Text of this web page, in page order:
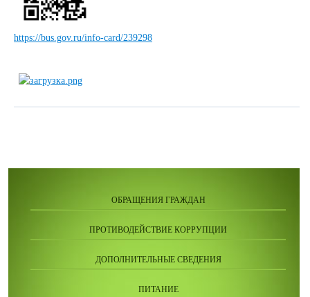
https://bus.gov.ru/info-card/239298
ОБРАЩЕНИЯ ГРАЖДАН
ПРОТИВОДЕЙСТВИЕ КОРРУПЦИИ
ДОПОЛНИТЕЛЬНЫЕ СВЕДЕНИЯ
ПИТАНИЕ